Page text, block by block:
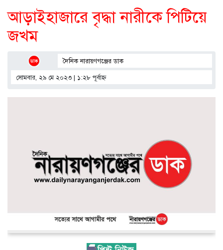
আড়াইহাজারে বৃদ্ধা নারীকে পিটিয়ে
জখম
দৈনিক নারায়ণগঞ্জের ডাক
সোমবার, ২৯ মে ২০২৩ | ১:২৮ পূর্বাহ্ণ